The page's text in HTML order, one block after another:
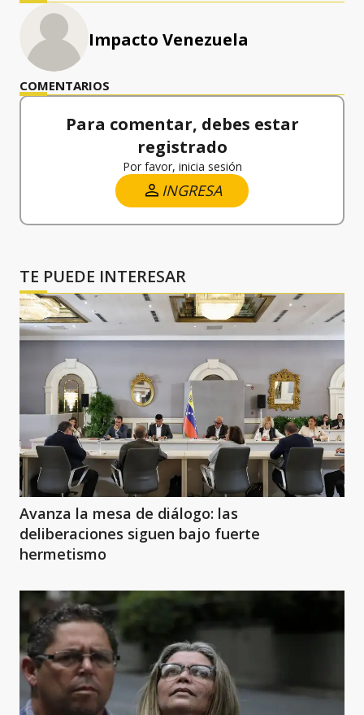
Impacto Venezuela
COMENTARIOS
Para comentar, debes estar
registrado
Por favor, inicia sesión
INGRESA
TE PUEDE INTERESAR
Avanza la mesa de diálogo: las
deliberaciones siguen bajo fuerte
hermetismo